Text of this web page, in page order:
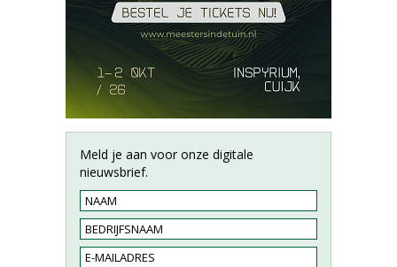
Meld je aan voor onze digitale
nieuwsbrief.